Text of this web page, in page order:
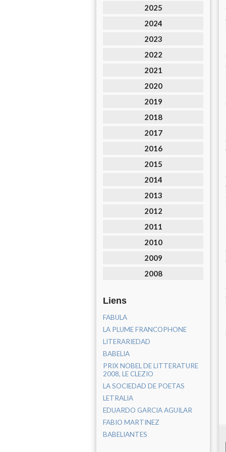
2025
2024
2023
2022
2021
2020
2019
2018
2017
2016
2015
2014
2013
2012
2011
2010
2009
2008
Liens
FABULA
LA PLUME FRANCOPHONE
LITERARIEDAD
BABELIA
PRIX NOBEL DE LITTERATURE
2008, LE CLEZIO
LA SOCIEDAD DE POETAS
LETRALIA
EDUARDO GARCIA AGUILAR
FABIO MARTINEZ
BABELIANTES